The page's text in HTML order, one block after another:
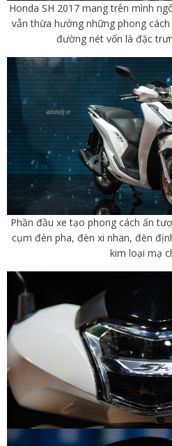
Honda SH 2017 mang trên mình
vẫn thừa hưởng những phong
đường nét vốn là đặc
Phần đầu xe tạo phong cách ấn
cụm đèn pha, đèn xi nhan, đèn
kim loại mạ